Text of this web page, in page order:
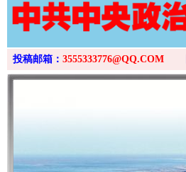
投稿邮箱： 3555333776@QQ.COM